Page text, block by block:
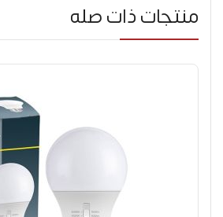
منتجات ذات صله